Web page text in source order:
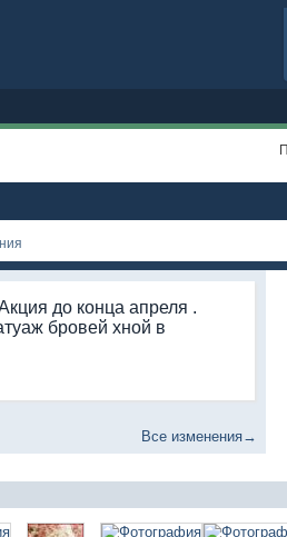
до конца апреля .
бровей хной в
Все изменения→